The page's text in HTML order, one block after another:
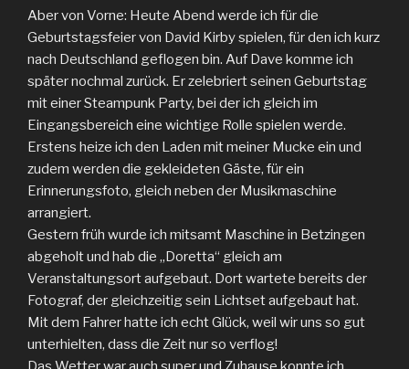
Aber von Vorne: Heute Abend werde ich für die
Geburtstagsfeier von David Kirby spielen, für den ich kurz
nach Deutschland geflogen bin. Auf Dave komme ich
später nochmal zurück. Er zelebriert seinen Geburtstag
mit einer Steampunk Party, bei der ich gleich im
Eingangsbereich eine wichtige Rolle spielen werde.
Erstens heize ich den Laden mit meiner Mucke ein und
zudem werden die gekleideten Gäste, für ein
Erinnerungsfoto, gleich neben der Musikmaschine
arrangiert.
Gestern früh wurde ich mitsamt Maschine in Betzingen
abgeholt und hab die „Doretta“ gleich am
Veranstaltungsort aufgebaut. Dort wartete bereits der
Fotograf, der gleichzeitig sein Lichtset aufgebaut hat.
Mit dem Fahrer hatte ich echt Glück, weil wir uns so gut
unterhielten, dass die Zeit nur so verflog!